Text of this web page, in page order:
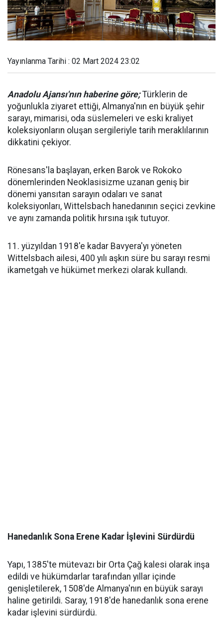
Yayınlanma Tarihi : 02 Mart 2024 23:02
Anadolu Ajansı'nın haberine göre;Türklerin de
yoğunlukla ziyaret ettiği, Almanya'nın en büyük şehir
sarayı, mimarisi, oda süslemeleri ve eski kraliyet
koleksiyonların oluşan sergileriyle tarih meraklılarının
dikkatini çekiyor.
Rönesans'la başlayan, erken Barok ve Rokoko
dönemlerinden Neoklasisizme uzanan geniş bir
dönemi yansıtan sarayın odaları ve sanat
koleksiyonları, Wittelsbach hanedanının seçici zevkine
ve aynı zamanda politik hırsına ışık tutuyor.
11. yüzyıldan 1918'e kadar Bavyera'yı yöneten
Wittelsbach ailesi, 400 yılı aşkın süre bu sarayı resmi
ikametgah ve hükümet merkezi olarak kullandı.
Hanedanlık Sona Erene Kadar İşlevini Sürdürdü
Yapı, 1385'te mütevazı bir Orta Çağ kalesi olarak inşa
edildi ve hükümdarlar tarafından yıllar içinde
genişletilerek, 1508'de Almanya'nın en büyük sarayı
haline getirildi. Saray, 1918'de hanedanlık sona erene
kadar işlevini sürdürdü.